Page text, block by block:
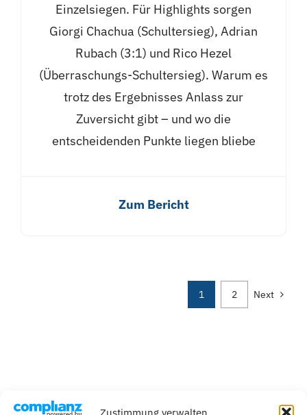
Einzelsiegen. Für Highlights sorgen
Giorgi Chachua (Schultersieg), Adrian
Rubach (3:1) und Rico Hezel
(Überraschungs-Schultersieg). Warum es
trotz des Ergebnisses Anlass zur
Zuversicht gibt – und wo die
entscheidenden Punkte liegen bliebe
Zum Bericht
1 2 Next